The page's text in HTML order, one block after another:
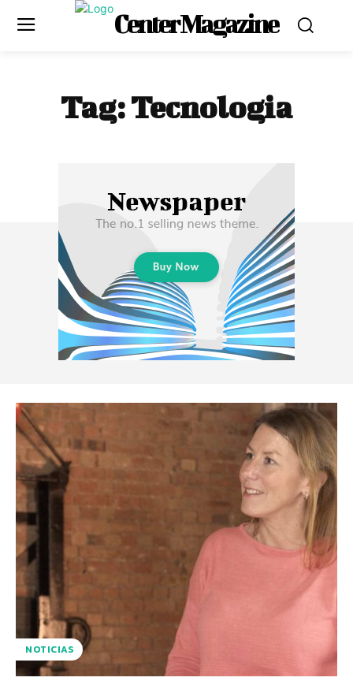
Center Magazine
Tag:Tecnologia
NOTICIAS